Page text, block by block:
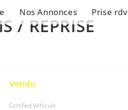
Nos Annonces Prise rdv
/ REPRISE
Vendu
Certified Véhicule